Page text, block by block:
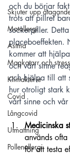
Skjuter upp
Matallergi
Astma
Magkatarr och
Klimakterie
Covid
Långcovid
Utmattning
Pollenallergi
och du börjar
trots att pillret
sockerpiller.
placeboeffekten.
kommer att
och vårt sinne
och hjälpa till att
hur otroligt stark
vårt sinne och
Medicinska
används
för att testa